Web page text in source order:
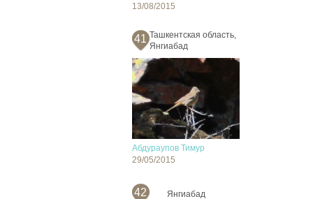
13/08/2015
41 Ташкентская область,
Янгиабад
Абдураупов Тимур
29/05/2015
42 Янгиабад